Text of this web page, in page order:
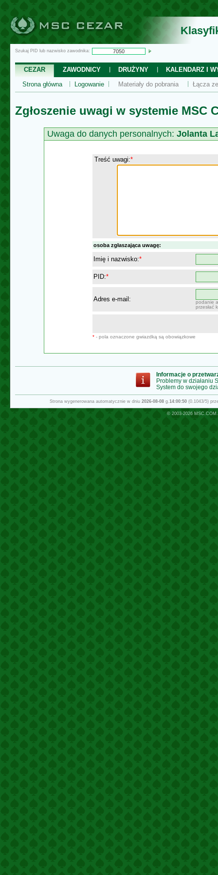
Szukaj PID lub nazwisko zawodnika:
CEZAR ZAWODNICY DRUŻYNY
KALENDARZ I
Strona główna
Logowanie Materiały do pobrania Łącza
Zgłoszenie uwagi w systemie MSC
Uwaga do danych personalnych: Jolanta
Treść uwagi:*
osoba zgłaszająca uwagę:
Imię i nazwisko:*
PID:*
Adres e-mail:
podanie
przesłać
* - pola oznaczone gwiazdką są obowiązkowe
Informacje o
Problemy w działaniu
System do swojego
Strona wygenerowana automatycznie w dniu 2026-08-08g.14:00:50(0.1043/5)
© 2003-2026